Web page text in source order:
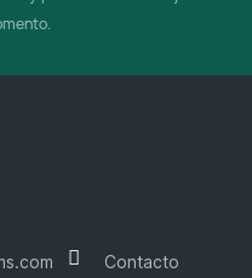
Contacto